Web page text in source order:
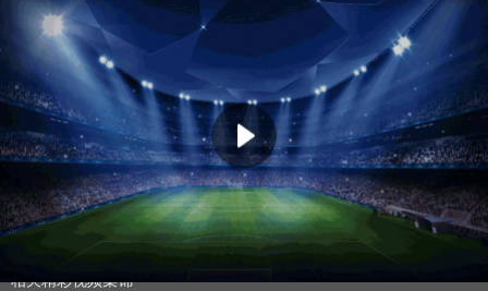
相关精彩视频集锦